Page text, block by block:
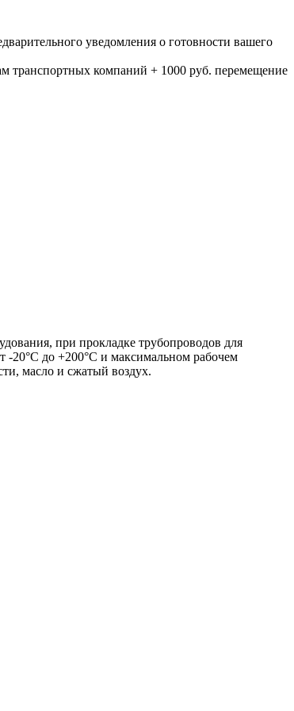
уведомления о готовности вашего
транспортных компаний + 1000 руб. перемещение
при прокладке трубопроводов для
-20°C до +200°C и максимальном рабочем
масло и сжатый воздух.